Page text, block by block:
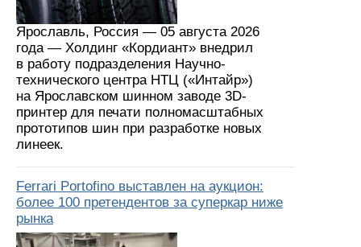
Ярославль, Россия — 05 августа 2026
года — Холдинг «Кордиант» внедрил
в работу подразделения Научно-
технического центра НТЦ («Интайр»)
на Ярославском шинном заводе 3D-
принтер для печати полномасштабных
прототипов шин при разработке новых
линеек.
Ferrari Portofino выставлен на аукцион:
более 100 претендентов за суперкар ниже
рынка